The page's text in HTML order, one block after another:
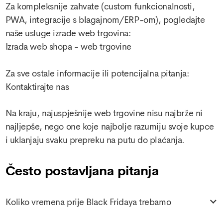
Za kompleksnije zahvate (custom funkcionalnosti,
PWA, integracije s blagajnom/ERP-om), pogledajte
naše usluge izrade web trgovina:
Izrada web shopa - web trgovine
Za sve ostale informacije ili potencijalna pitanja:
Kontaktirajte nas
Na kraju, najuspješnije web trgovine nisu najbrže ni
najljepše, nego one koje najbolje razumiju svoje kupce
i uklanjaju svaku prepreku na putu do plaćanja.
Često postavljana pitanja
Koliko vremena prije Black Fridaya trebamo